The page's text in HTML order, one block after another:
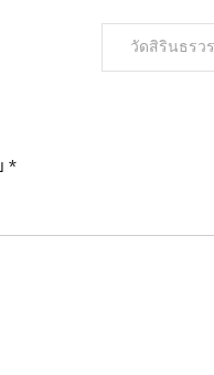
วัดสิรินธรว
*